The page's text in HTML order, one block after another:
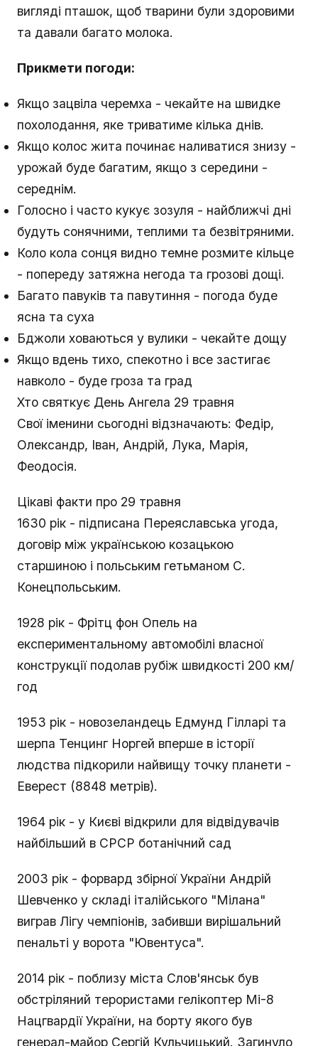
вигляді пташок, щоб тварини були здоровими
та давали багато молока.
Прикмети погоди:
Якщо зацвіла черемха - чекайте на швидке
похолодання, яке триватиме кілька днів.
Якщо колос жита починає наливатися знизу -
урожай буде багатим, якщо з середини -
середнім.
Голосно і часто кукує зозуля - найближчі дні
будуть сонячними, теплими та безвітряними.
Коло кола сонця видно темне розмите кільце
- попереду затяжна негода та грозові дощі.
Багато павуків та павутиння - погода буде
ясна та суха
Бджоли ховаються у вулики - чекайте дощу
Якщо вдень тихо, спекотно і все застигає
навколо - буде гроза та град
Хто святкує День Ангела 29 травня
Свої іменини сьогодні відзначають: Федір,
Олександр, Іван, Андрій, Лука, Марія,
Феодосія.
Цікаві факти про 29 травня
1630 рік - підписана Переяславська угода,
договір між українською козацькою
старшиною і польським гетьманом С.
Конецпольським.
1928 рік - Фрітц фон Опель на
експериментальному автомобілі власної
конструкції подолав рубіж швидкості 200 км/
год
1953 рік - новозеландець Едмунд Гілларі та
шерпа Тенцинг Норгей вперше в історії
людства підкорили найвищу точку планети -
Еверест (8848 метрів).
1964 рік - у Києві відкрили для відвідувачів
найбільший в СРСР ботанічний сад
2003 рік - форвард збірної України Андрій
Шевченко у складі італійського "Мілана"
виграв Лігу чемпіонів, забивши вирішальний
пенальті у ворота "Ювентуса".
2014 рік - поблизу міста Слов'янськ був
обстріляний терористами гелікоптер Мі-8
Нацгвардії України, на борту якого був
генерал-майор Сергій Кульчицький. Загинуло